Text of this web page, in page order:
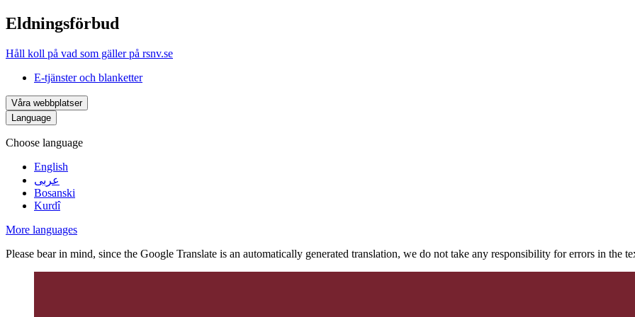
Eldningsförbud
Håll koll på vad som gäller på rsnv.se
E-tjänster och blanketter
Våra webbplatser
Language
Choose language
English
عربى
Bosanski
Kurdî
More languages
Please bear in mind, since the Google Translate is an automatically generated translation, we do not take any responsibility for errors in the